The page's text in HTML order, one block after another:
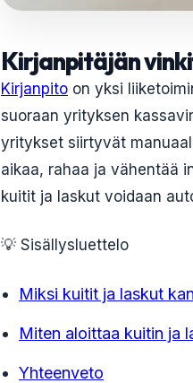
Kirjanpitäjän
Kirjanpito on yksi
suoraan yrityksen
yritykset siirtyvät
aikaa, rahaa ja vähentää
kuitit ja laskut voidaan
💡 Sisällysluettelo
Miksi kuitit ja laskut
Miten aloittaa kuitin ja
Yhteenveto